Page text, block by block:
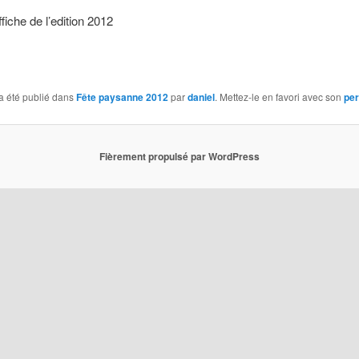
de l’edition 2012
été publié dansFête paysanne 2012pardaniel. Mettez-le en favori avec son
Fièrement propulsé par WordPress